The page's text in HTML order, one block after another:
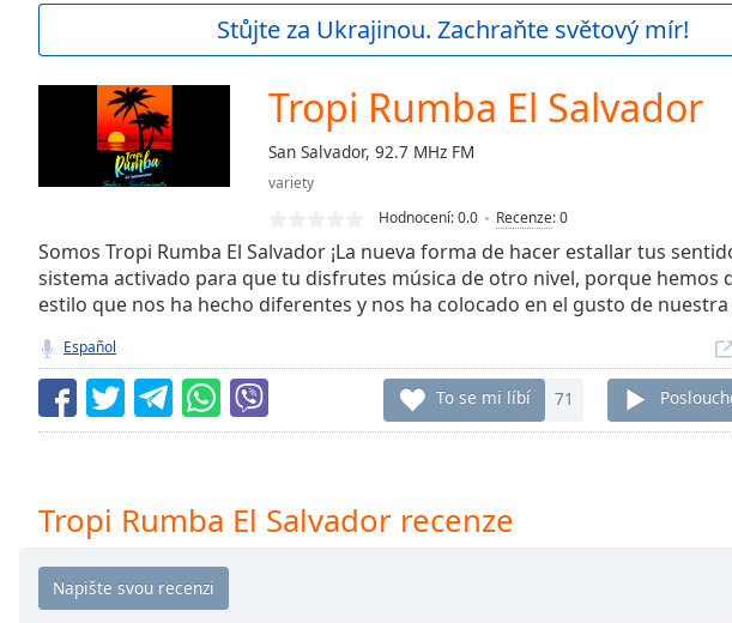
Current
Duration-:-
Stream
Seek to
currently
behind
Remaining
Time-
Chapters
Stůjte za Ukrajinou. Zachraňte světový mír!
Tropi Rumba El Salvador
San Salvador, 92.7 MHz FM
variety
Hodnocení:0.0 Recenze:0
Somos Tropi Rumba El Salvador ¡La nueva forma de hacer estallar tus
sistema activado para que tu disfrutes música de otro nivel, porque hemos
estilo que nos ha hecho diferentes y nos ha colocado en el gusto de
Español
To se mi líbí 71
Tropi Rumba El Salvador recenze